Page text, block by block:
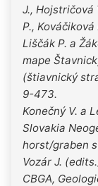
J., Hojstričová
P.,
Liščák P. a
mape
(štiavnický
9-473.
Konečný V. a
Slovakia
horst/graben
Vozár J.
CBGA,